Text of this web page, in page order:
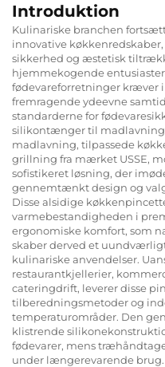
Introduktion
Kulinariske branchen
innovative
sikkerhed og æstetisk
hjemmekogende
fødevareforretninger kræver
fremragende ydeevne
standarderne for
silikontænger til
madlavning, tilpassede
grillning fra mærket USSE,
sofistikeret løsning, der
gennemtænkt design og
Disse alsidige
varmebestandigheden i
ergonomiske komfort, som
skaber derved et
kulinariske anvendelser.
restaurantkjellerier,
cateringdrift, leverer disse
tilberedningsmetoder og
temperaturområder. Den
klistrende
fødevarer, mens
under længerevarende brug.